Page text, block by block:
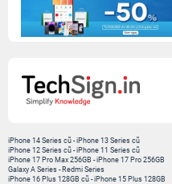
iPhone 14 Series cũ -iPhone 13 Series cũ
iPhone 12 Series cũ -iPhone 11 Series cũ
iPhone 17 Pro Max 256GB -iPhone 17 Pro 256GB
Galaxy A Series - Redmi Series
iPhone 16 Plus 128GB cũ -iPhone 15 Plus 128GB